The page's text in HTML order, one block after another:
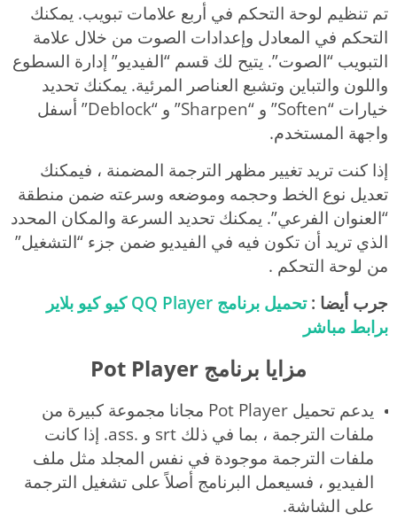
تم تنظيم لوحة التحكم في أربع علامات تبويب. يمكنك
التحكم في المعادل وإعدادات الصوت من خلال علامة
التبويب “الصوت”. يتيح لك قسم “الفيديو” إدارة السطوع
واللون والتباين وتشبع العناصر المرئية. يمكنك تحديد
خيارات “Soften” و “Sharpen” و “Deblock” أسفل
واجهة المستخدم.
إذا كنت تريد تغيير مظهر الترجمة المضمنة ، فيمكنك
تعديل نوع الخط وحجمه وموضعه وسرعته ضمن منطقة
“العنوان الفرعي”. يمكنك تحديد السرعة والمكان المحدد
الذي تريد أن تكون فيه في الفيديو ضمن جزء “التشغيل”
من لوحة التحكم .
جرب أيضا :
تحميل برنامج QQ Player كيو كيو بلاير
برابط مباشر
مزايا برنامج Pot Player
يدعم تحميل Pot Player مجانا مجموعة كبيرة من
ملفات الترجمة ، بما في ذلك srt و .ass. إذا كانت
ملفات الترجمة موجودة في نفس المجلد مثل ملف
الفيديو ، فسيعمل البرنامج أصلاً على تشغيل الترجمة
على الشاشة.